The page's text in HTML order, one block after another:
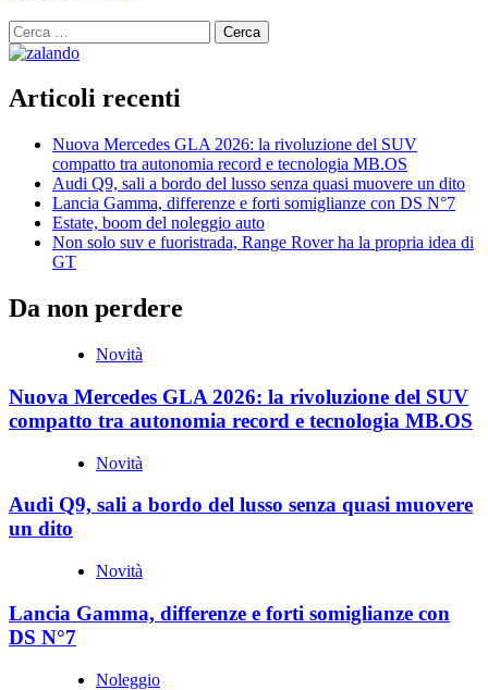
Ricerca
per:
Articoli recenti
Nuova Mercedes GLA 2026: la rivoluzione del SUV
compatto tra autonomia record e tecnologia MB.OS
Audi Q9, sali a bordo del lusso senza quasi muovere un dito
Lancia Gamma, differenze e forti somiglianze con DS N°7
Estate, boom del noleggio auto
Non solo suv e fuoristrada, Range Rover ha la propria idea di
GT
Da non perdere
Novità
Nuova Mercedes GLA 2026: la rivoluzione del SUV
compatto tra autonomia record e tecnologia MB.OS
Novità
Audi Q9, sali a bordo del lusso senza quasi muovere
un dito
Novità
Lancia Gamma, differenze e forti somiglianze con
DS N°7
Noleggio